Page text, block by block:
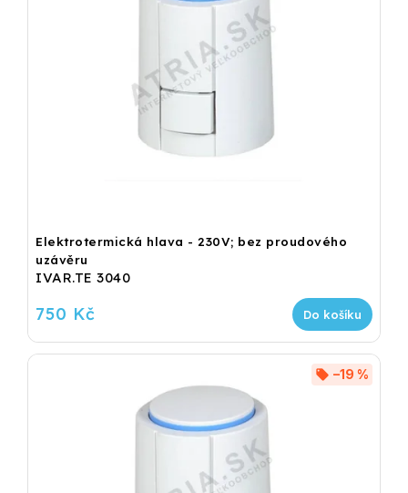
Elektrotermická hlava - 230V; bez proudového
uzávěru
IVAR.TE 3040
750 Kč Do košíku
–19 %